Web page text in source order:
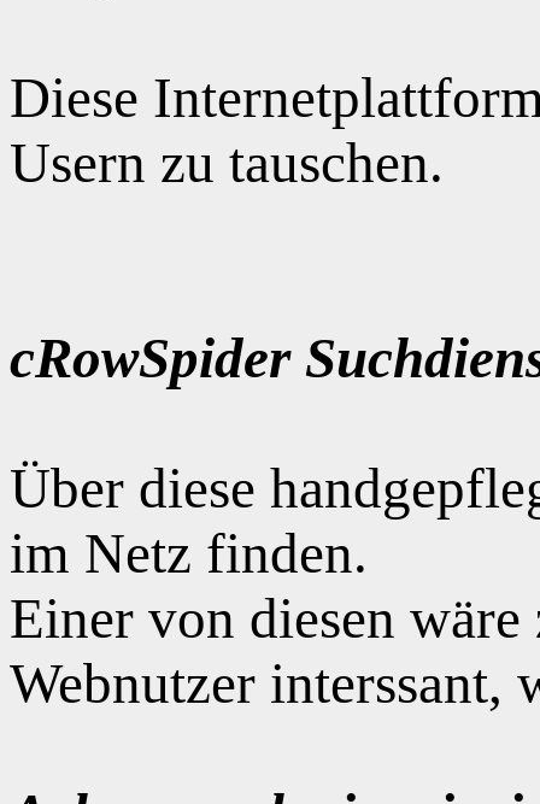
Diese
Usern zu tauschen.
cRowSpider
Über diese
im Netz finden.
Einer von diesen
Webnutzer interssant,